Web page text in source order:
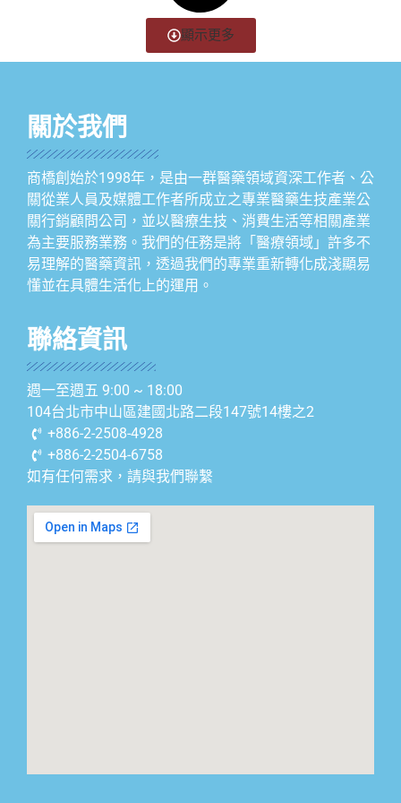
顯示更多
關於我們
商橋創始於1998年，是由一群醫藥領域資深工作者、公
關從業人員及媒體工作者所成立之專業醫藥生技產業公
關行銷顧問公司，並以醫療生技、消費生活等相關產業
為主要服務業務。我們的任務是將「醫療領域」許多不
易理解的醫藥資訊，透過我們的專業重新轉化成淺顯易
懂並在具體生活化上的運用。
聯絡資訊
週一至週五 9:00 ~ 18:00
104台北市中山區建國北路二段147號14樓之2
+886-2-2508-4928
+886-2-2504-6758
如有任何需求，請與我們聯繫